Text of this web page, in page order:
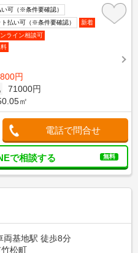
可（※条件要確認）
払い可（※条件要確認）
新着
ライン相談可
円
71000円
㎡
電話で問合せ
で相談する 無料
両基地駅 徒歩8分
松町